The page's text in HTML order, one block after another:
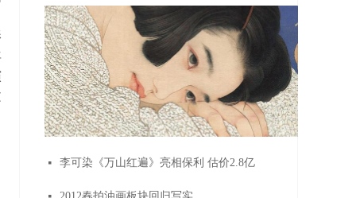
极主动学习借鉴世
界一切优秀文明成
果。他勉励文化工
作者讲好敦煌故
事，传播好中国声
音，努力为构建“一
带一路”服务。（文
字记者：张晓松、
朱基钗 摄影记者：
鞠鹏、谢环驰）
极主动学习借鉴世
界一切优秀文明成
果。他勉励文化工
作者讲好敦煌故
事，传播好中国声
音，努力为构建“一
带一路”服务。（文
字记者：张晓松、
朱基钗 摄影记者：
鞠鹏、谢环驰）
磨，上色，每一道
工序都严格要求。
傩面具是中国傩文
化的重要组成部
分，它用于傩仪、
傩舞、傩戏。傩面
具种类众多，造型
各异，均为杨柳木
和香樟木所雕，然
后敷彩上漆，表现
出粗犷朴拙、庄典
华丽。
넷 李可染《万山红遍》亮相保利 估价2.8亿